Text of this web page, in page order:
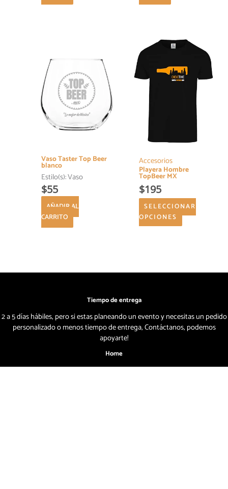
Vaso Taster Top Beer
blanco
Estilo(s):Vaso
$55
AÑADIR AL
CARRITO
Accesorios
Playera Hombre
TopBeer MX
$195
SELECCIONAR
OPCIONES
producto
múltiples
variantes.
Las
opciones
pueden
elegir
de
Tiempo de entrega
2 a 5 días hábiles, pero si estas planeando un evento y necesitas un pedido
personalizado o menos tiempo de entrega, Contáctanos, podemos
apoyarte!
Home
Tienda